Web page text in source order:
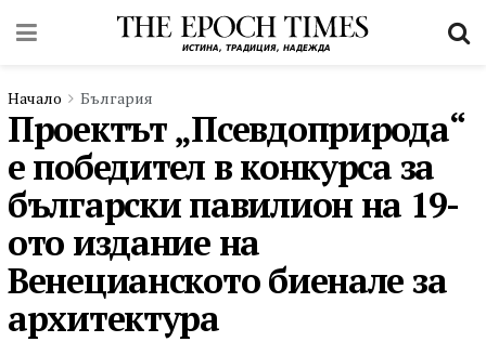
Начало България
Проектът „Псевдоприрода“
е победител в конкурса за
български павилион на 19-
ото издание на
Венецианското биенале за
архитектура